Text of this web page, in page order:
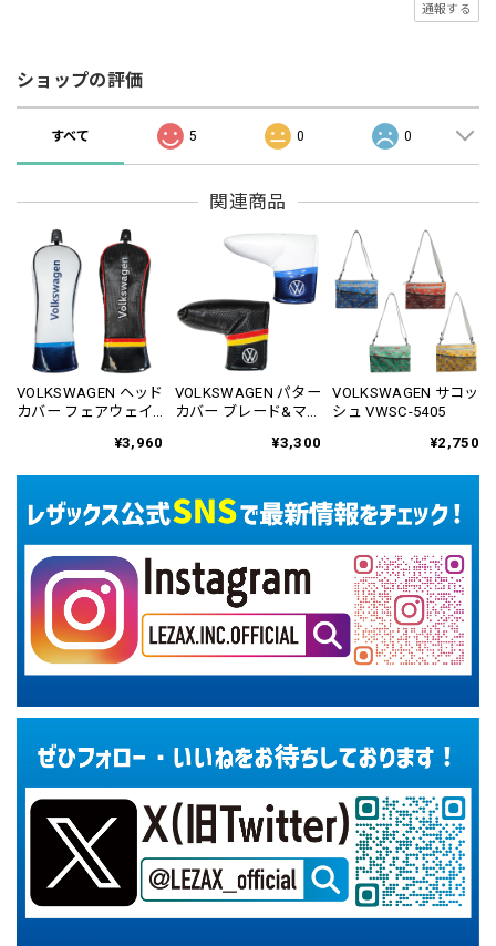
通報する
ショップの評価
すべて 5 0 0
関連商品
VOLKSWAGEN ヘッド
カバー フェアウェイ
¥3,960
VOLKSWAGEN パター
カバー ブレード&マレ
¥3,300
VOLKSWAGEN サコッ
シュ VWSC-5405
¥2,750